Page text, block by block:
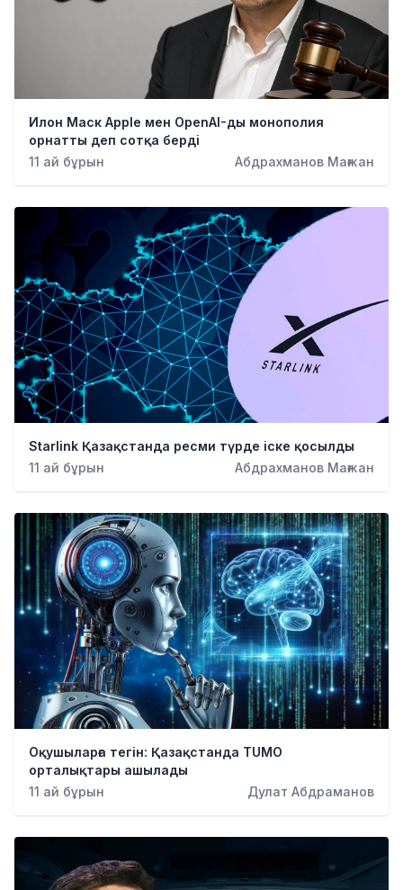
Илон Маск Apple мен OpenAI-ды монополия
орнатты деп сотқа берді
11 ай бұрын
Абдрахманов Мағжан
Starlink Қазақстанда ресми түрде іске қосылды
11 ай бұрын
Абдрахманов Мағжан
Оқушыларға тегін: Қазақстанда TUMO
орталықтары ашылады
11 ай бұрын
Дулат Абдраманов